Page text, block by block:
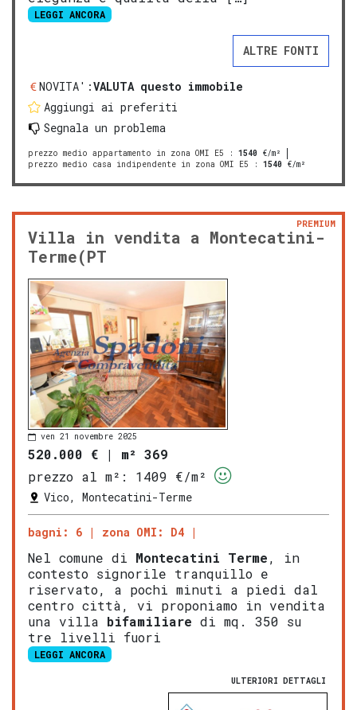
LEGGI ANCORA
ALTRE FONTI
NOVITA':VALUTA questo immobile
Aggiungi ai preferiti
Segnala un problema
prezzo medio appartamento in zona OMI E5 : 1540 €/m²
prezzo medio casa indipendente in zona OMI E5 : 1540 €/m²
Villa in vendita a Montecatini-
Terme(PT
PREMIUM
ven 21 novembre 2025
520.000 € | m² 369
prezzo al m²:
1409 €/m²
Vico, Montecatini-Terme
bagni: 6 zona OMI: D4
Nel comune di Montecatini Terme, in
contesto signorile tranquillo e
riservato, a pochi minuti a piedi dal
centro città, vi proponiamo in vendita
una villa bifamiliare di mq. 350 su
tre livelli fuori
LEGGI ANCORA
ULTERIORI DETTAGLI